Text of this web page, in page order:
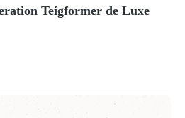
Teigformer de Luxe